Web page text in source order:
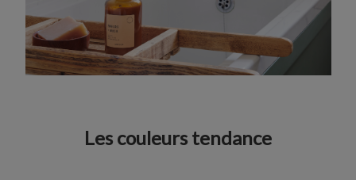
Les couleurs tendance